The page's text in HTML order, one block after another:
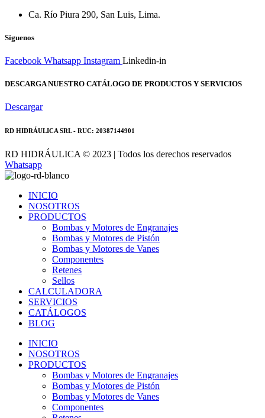
Ca. Río Piura 290, San Luis, Lima.
Síguenos
Facebook Whatsapp Instagram Linkedin-in
DESCARGA NUESTRO CATÁLOGO DE PRODUCTOS Y SERVICIOS
Descargar
RD HIDRÁULICA SRL - RUC: 20387144901
RD HIDRÁULICA © 2023 | Todos los derechos reservados
Whatsapp
INICIO
NOSOTROS
PRODUCTOS
Bombas y Motores de Engranajes
Bombas y Motores de Pistón
Bombas y Motores de Vanes
Componentes
Retenes
Sellos
CALCULADORA
SERVICIOS
CATÁLOGOS
BLOG
INICIO
NOSOTROS
PRODUCTOS
Bombas y Motores de Engranajes
Bombas y Motores de Pistón
Bombas y Motores de Vanes
Componentes